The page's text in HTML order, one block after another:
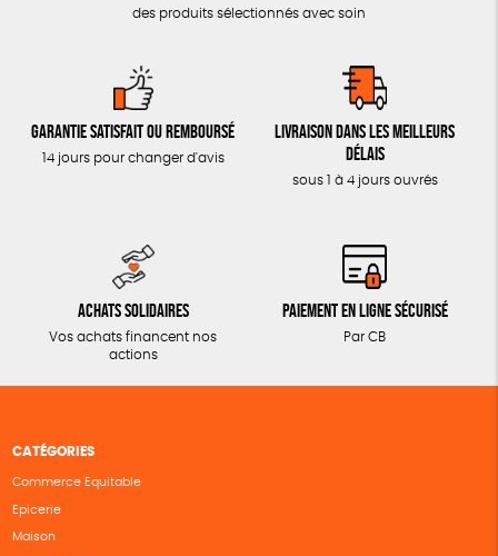
des produits sélectionnés avec soin
Garantie satisfait ou remboursé
14 jours pour changer d'avis
Livraison dans les meilleurs
délais
sous 1 à 4 jours ouvrés
Achats solidaires
Vos achats financent nos
actions
Paiement en ligne sécurisé
Par CB
CATÉGORIES
Commerce Equitable
Epicerie
Maison